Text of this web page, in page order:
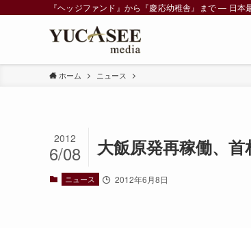
『ヘッジファンド』から『慶応幼稚舎』まで ― 日
ホーム ニュース
大飯原発再稼働、
2012
6/08
ニュース 2012年6月8日